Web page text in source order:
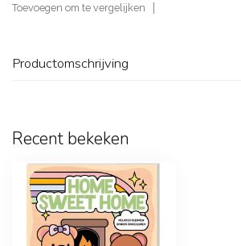
Toevoegen om te vergelijken
Productomschrijving
Recent bekeken